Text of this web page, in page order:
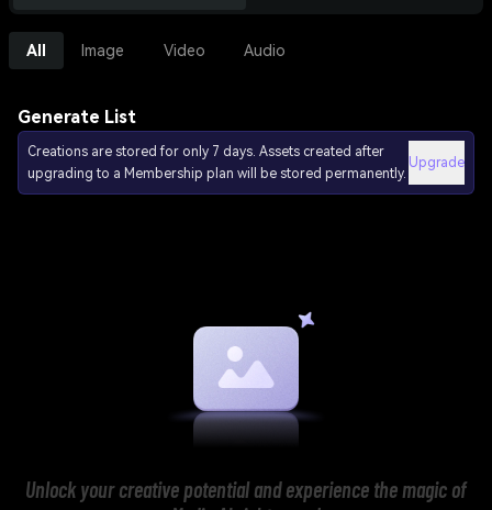
All Image Video Audio
Generate List
Creations are stored for only 7 days. Assets created after
upgrading to a Membership plan will be stored permanently.
Upgrade
Unlock your creative potential and experience the magic of